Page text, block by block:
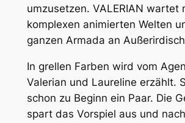
umzusetzen. VALERIAN wartet
komplexen animierten Welten
ganzen Armada an
In grellen Farben wird vom
Valerian und Laureline erzählt.
schon zu Beginn ein Paar. Die
spart das Vorspiel aus und